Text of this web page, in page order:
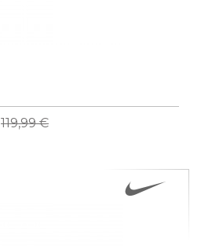
119,99 €